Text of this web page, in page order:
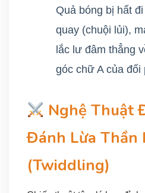
Quả bóng bị hất
quay (chuội lủi),
lắc lư đâm thẳng
góc chữ A của đối
Nghệ Thuật
Đánh Lừa Thần
(Twiddling)